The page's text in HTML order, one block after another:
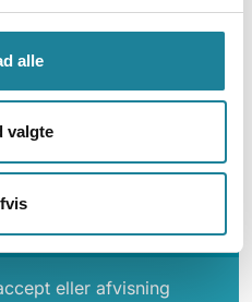
alle
valgte
de opkald,
ringegrupper
eller afvisning
eller afvisning